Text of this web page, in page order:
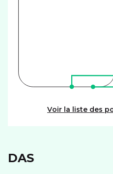
Voir la liste des
DAS